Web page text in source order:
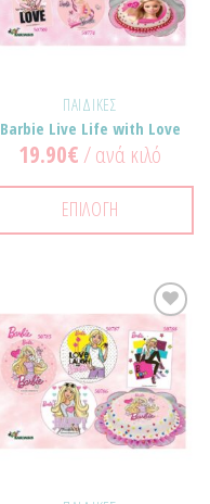
ΠΑΙΔΙΚΈΣ
Barbie Live Life with Love
19.90€/ ανά κιλό
ΕΠΙΛΟΓΉ
Προσθήκη
στα
Αγαπημένα!